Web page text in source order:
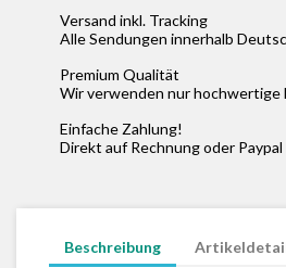
Versand inkl. Tracking
Alle Sendungen innerhalb
Premium Qualität
Wir verwenden nur hochwertige
Einfache Zahlung!
Direkt auf Rechnung oder Paypal
Beschreibung